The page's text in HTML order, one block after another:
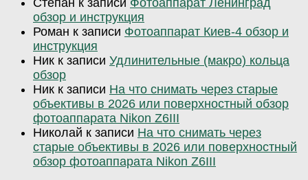
Степан к записи Фотоаппарат Ленинград
обзор и инструкция
Роман к записи Фотоаппарат Киев-4 обзор и
инструкция
Ник к записи Удлинительные (макро) кольца
обзор
Ник к записи На что снимать через старые
объективы в 2026 или поверхностный обзор
фотоаппарата Nikon Z6III
Николай к записи На что снимать через
старые объективы в 2026 или поверхностный
обзор фотоаппарата Nikon Z6III